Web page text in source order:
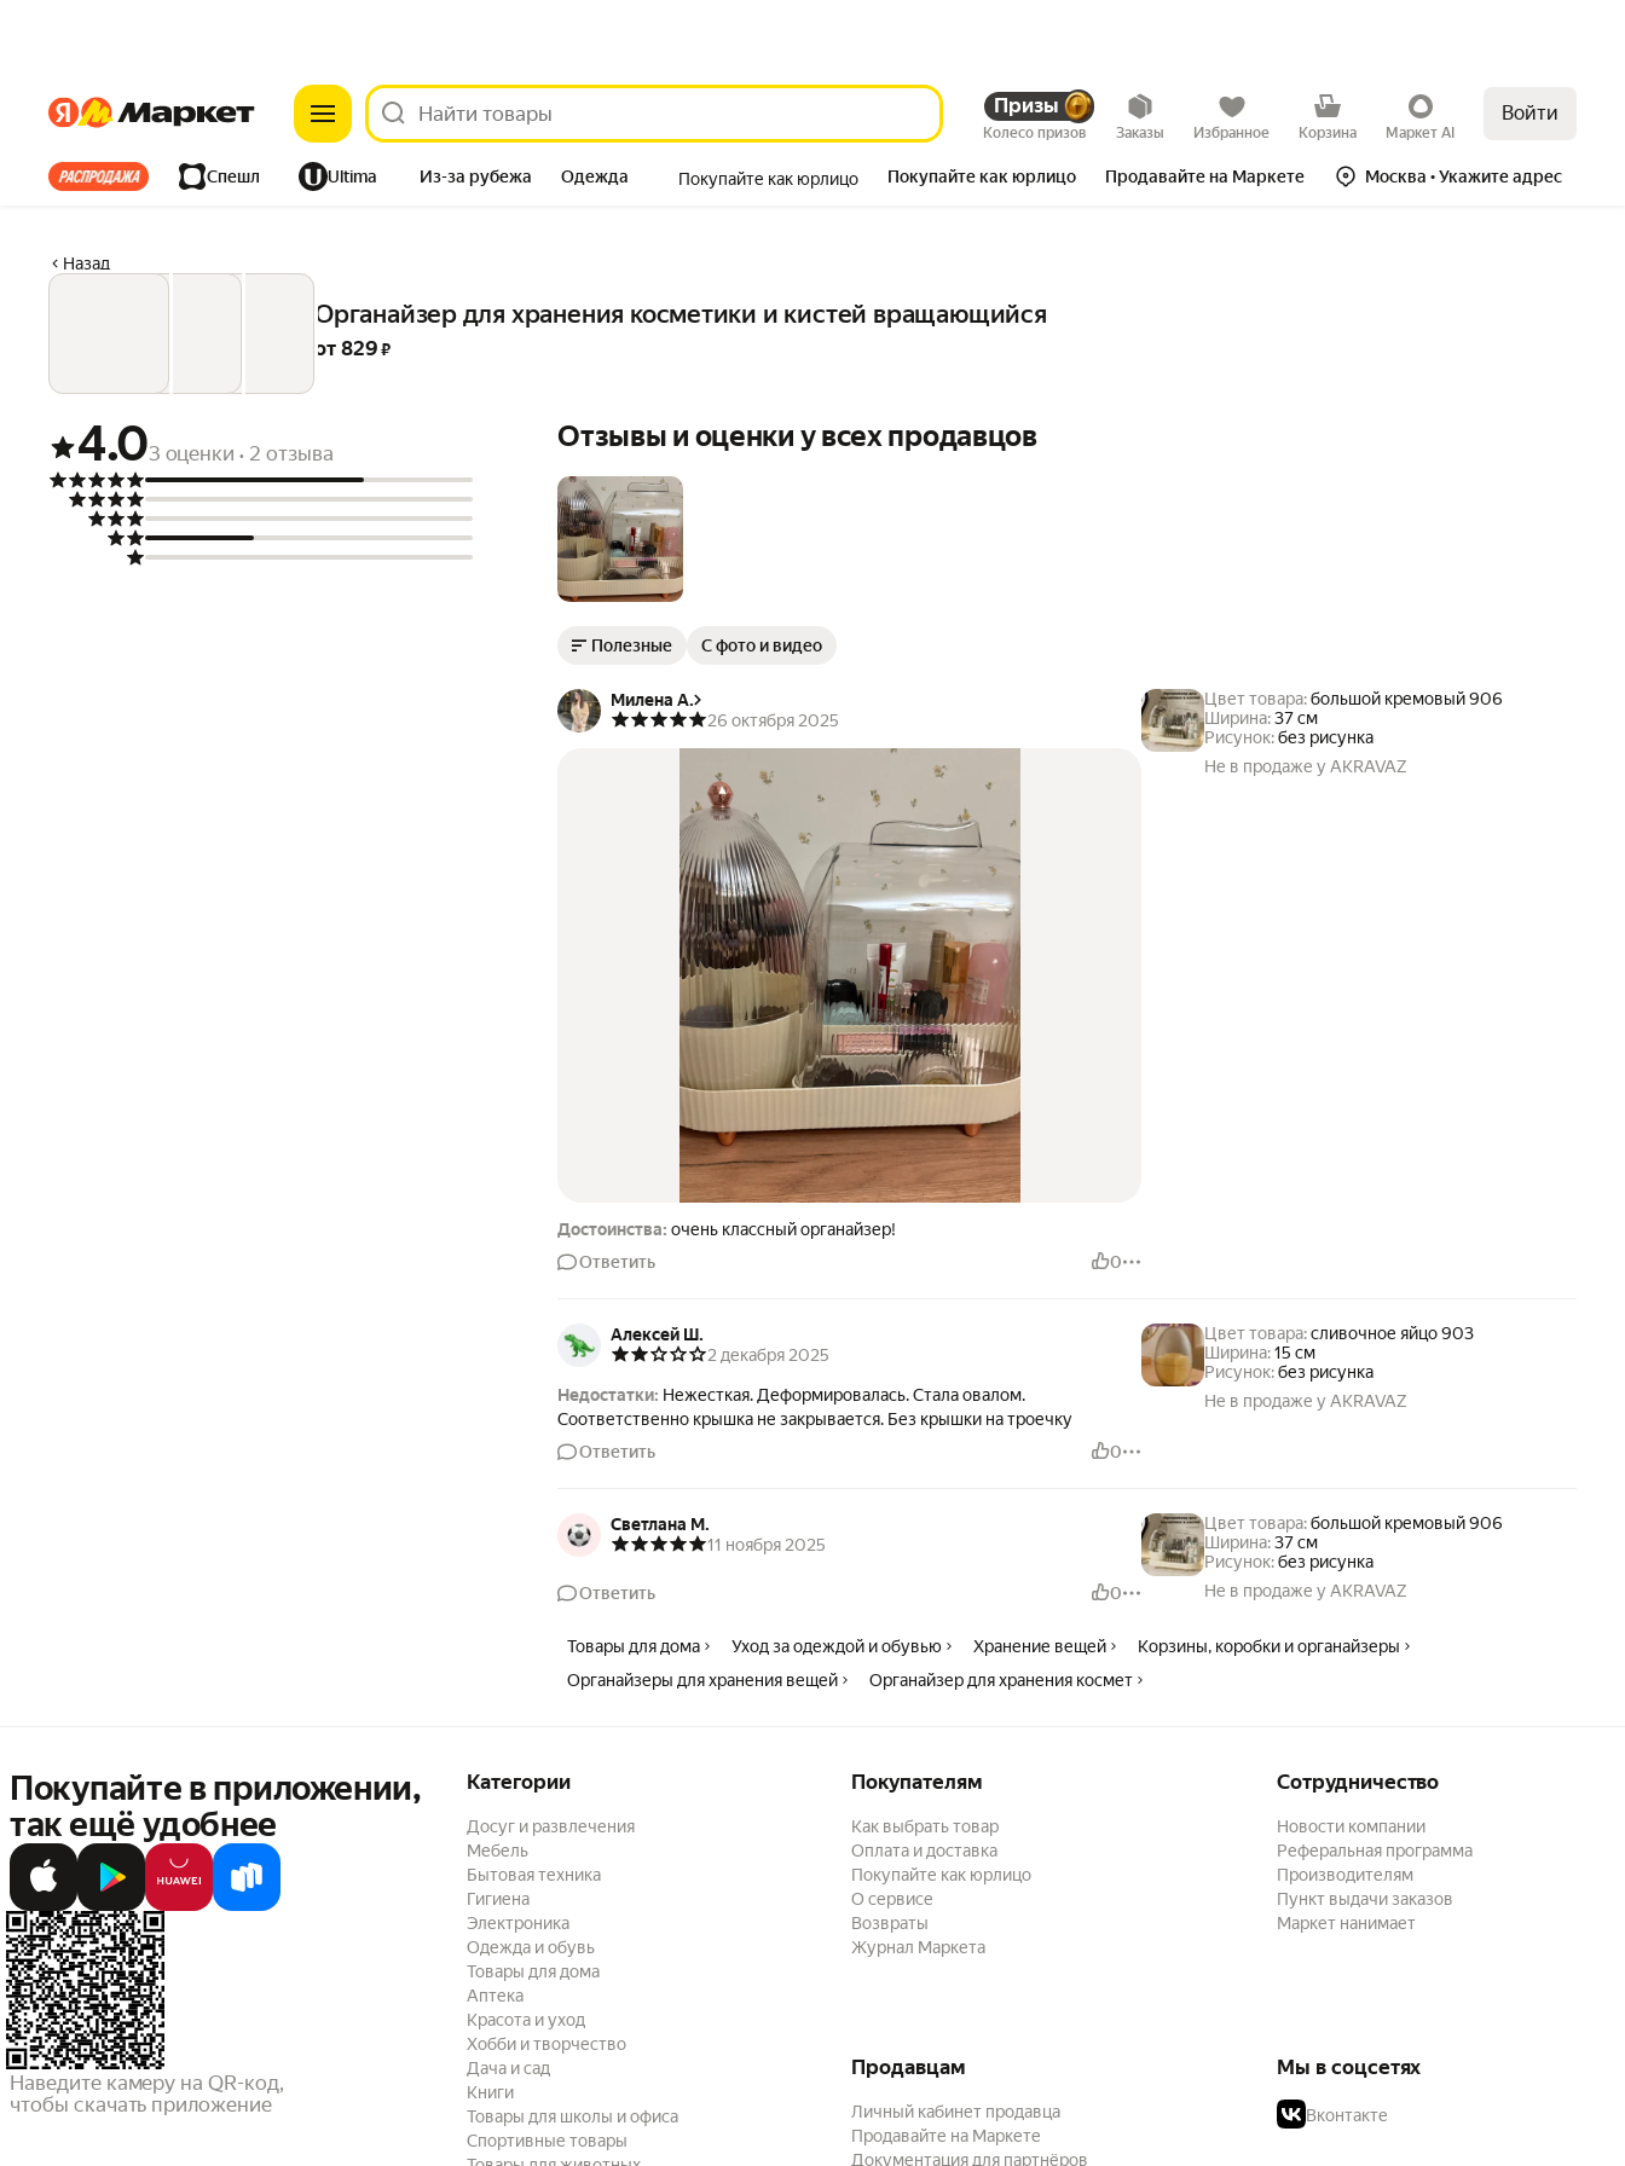
ЯндексЯндекс Призы
Колесо призов Заказы Избранное Корзина Маркет AI
Войти
Все хиты Спешл Ultima Из-за рубежа Одежда Покупайте как юрлицо Покупайте как юрлицо Продавайте на Маркете Москва • Укажите адрес
Назад
Органайзер для хранения косметики и кистей вращающийся
от 829 ₽
4.03 оценки • 2 отзыва Отзывы и оценки у всех продавцов
Полезные С фото и видео
Милена А.
26 октября 2025
Достоинства: очень классный органайзер!
Ответить
0
Цвет товара:большой кремовый 906
Ширина:37 см
Рисунок:без рисунка
Не в продаже у AKRAVAZ
Алексей Ш.
2 декабря 2025
Недостатки: Нежесткая. Деформировалась. Стала овалом.
Соответственно крышка не закрывается. Без крышки на троечку
Ответить
0
Цвет товара:сливочное яйцо 903
Ширина:15 см
Рисунок:без рисунка
Не в продаже у AKRAVAZ
Светлана М.
11 ноября 2025
Ответить 0
Цвет товара:большой кремовый 906
Ширина:37 см
Рисунок:без рисунка
Не в продаже у AKRAVAZ
Товары для дома Уход за одеждой и обувью Хранение вещей
Корзины, коробки и органайзеры
Органайзеры для хранения вещей
Органайзер для хранения космет
Покупайте в приложении,
так ещё удобнее
Наведите камеру на QR-код,
чтобы скачать приложение
Категории
Досуг и развлечения
Мебель
Бытовая техника
Гигиена
Электроника
Одежда и обувь
Товары для дома
Аптека
Красота и уход
Хобби и творчество
Дача и сад
Книги
Товары для школы и офиса
Спортивные товары
Покупателям
Как выбрать товар
Оплата и доставка
Покупайте как юрлицо
О сервисе
Возвраты
Журнал Маркета
Сотрудничество
Новости компании
Реферальная программа
Производителям
Пункт выдачи заказов
Маркет нанимает
Продавцам
Личный кабинет продавца
Продавайте на Маркете
Документация для партнёров
Мы в соцсетях
Вконтакте